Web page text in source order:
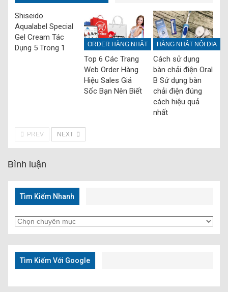
Shiseido
Aqualabel Special
Gel Cream Tác
Dụng 5 Trong 1
ORDER HÀNG NHẬT
Top 6 Các Trang
Web Order Hàng
Hiệu Sales Giá
Sốc Bạn Nên Biết
HÀNG NHẬT NỘI ĐỊA
Cách sử dụng
bàn chải điện Oral
B Sử dụng bàn
chải điện đúng
cách hiệu quả
nhất
PREV NEXT
Bình luận
Tìm Kiếm Nhanh
Tìm
Kiếm
Nhanh
Tìm Kiếm Với Google